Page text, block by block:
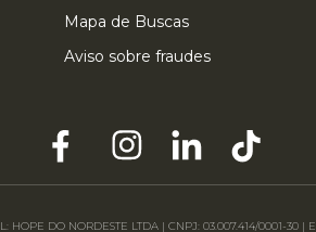
Mapa de Buscas
Aviso sobre fraudes
HOPE DO NORDESTE LTDA | CNPJ: 03.007.414/0001-